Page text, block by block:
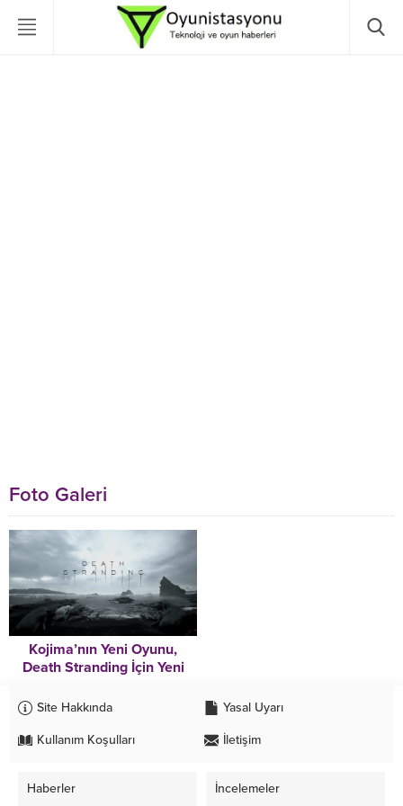
Foto Galeri
Kojima’nın Yeni Oyunu,
Death Stranding İçin Yeni
Site Hakkında Yasal Uyarı
Kullanım Koşulları İletişim
Haberler İncelemeler